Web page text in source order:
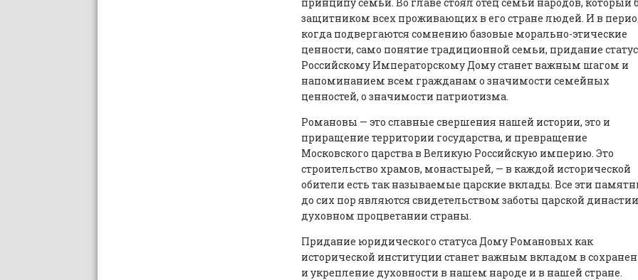
защитником всех проживающих в его стране людей. И в
когда подвергаются сомнению базовые морально-этические
ценности, само понятие традиционной семьи, придание
Российскому Императорскому Дому станет важным шагом и
напоминанием всем гражданам о значимости семейных
ценностей, о значимости патриотизма.
Романовы — это славные свершения нашей истории, это и
приращение территории государства, и превращение
Московского царства в Великую Российскую империю. Это
строительство храмов, монастырей, — в каждой исторической
обители есть так называемые царские вклады. Все эти
до сих пор являются свидетельством заботы царской
духовном процветании страны.
Придание юридического статуса Дому Романовых как
исторической институции станет важным вкладом в
и укрепление духовности в нашем народе и в нашей стране.